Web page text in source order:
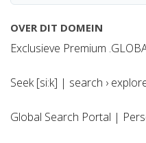
OVER DIT DOMEIN
Exclusieve Premium
Seek [si:k] | search ›
Global Search Portal |